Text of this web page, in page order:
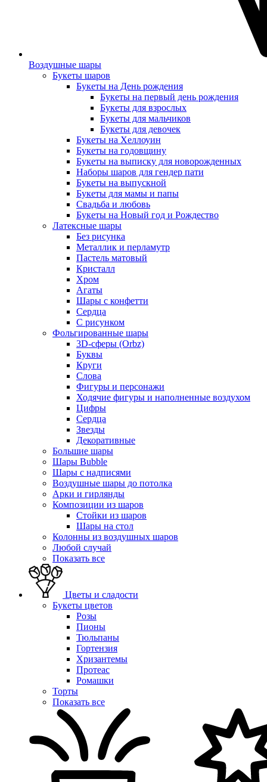
Воздушные шары
Букеты шаров
Букеты на День рождения
Букеты на первый день рождения
Букеты для взрослых
Букеты для мальчиков
Букеты для девочек
Букеты на Хеллоуин
Букеты на годовщину
Букеты на выписку для новорожденных
Наборы шаров для гендер пати
Букеты на выпускной
Букеты для мамы и папы
Свадьба и любовь
Букеты на Новый год и Рождество
Латексные шары
Без рисунка
Металлик и перламутр
Пастель матовый
Кристалл
Хром
Агаты
Шары с конфетти
Сердца
С рисунком
Фольгированные шары
3D-сферы (Orbz)
Буквы
Круги
Слова
Фигуры и персонажи
Ходячие фигуры и наполненные воздухом
Цифры
Сердца
Звезды
Декоративные
Большие шары
Шары Bubble
Шары с надписями
Воздушные шары до потолка
Арки и гирлянды
Композиции из шаров
Стойки из шаров
Шары на стол
Колонны из воздушных шаров
Любой случай
Показать все
Цветы и сладости
Букеты цветов
Розы
Пионы
Тюльпаны
Гортензия
Хризантемы
Протеас
Ромашки
Торты
Показать все